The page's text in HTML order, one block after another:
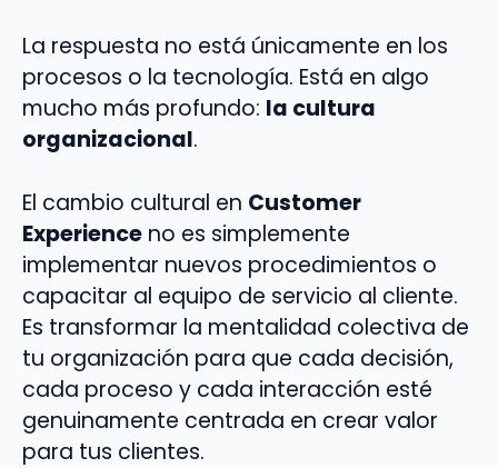
La respuesta no está únicamente en los
procesos o la tecnología. Está en algo
mucho más profundo: la cultura
organizacional.
El cambio cultural en Customer
Experience no es simplemente
implementar nuevos procedimientos o
capacitar al equipo de servicio al cliente.
Es transformar la mentalidad colectiva de
tu organización para que cada decisión,
cada proceso y cada interacción esté
genuinamente centrada en crear valor
para tus clientes.